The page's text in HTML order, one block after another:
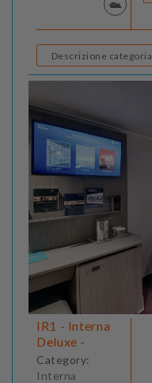
Descrizione categoria
IR1 - Interna
Deluxe -
Category:
Interna